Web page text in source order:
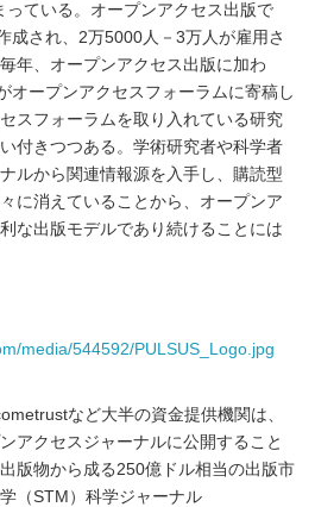
っている。オープンアクセス出版で
成され、2万5000人－3万人が雇用さ
年、オープンアクセス出版に加わ
オープンアクセスフォーラムに寄稿し
スフォーラムを取り入れている研究
付きつつある。学術研究者や科学者
ルから関連情報源を入手し、購読型
に消えていることから、オープンア
な出版モデルであり続けることには
media/544592/PULSUS_Logo.jpg
など大半の資金提供機関は、
アクセスジャーナルに公開すること
版物から成る250億ドル相当の出版市
（STM）科学ジャーナル